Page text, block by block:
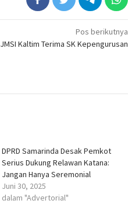
Pos berikutnya
JMSI Kaltim Terima SK Kepengurusan
DPRD Samarinda Desak Pemkot
Serius Dukung Relawan Katana:
Jangan Hanya Seremonial
Juni 30, 2025
dalam "Advertorial"